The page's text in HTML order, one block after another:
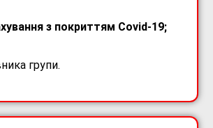
з покриттям Covid-19;
групи.